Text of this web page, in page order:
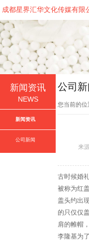
成都星界汇华文化传媒有限
新闻资讯
NEWS
新闻资讯
公司新闻
公司新
您当前的位
来
古时候婚
被称为红
盖头约出
的只仅仅
肩的帷帽
李隆基为